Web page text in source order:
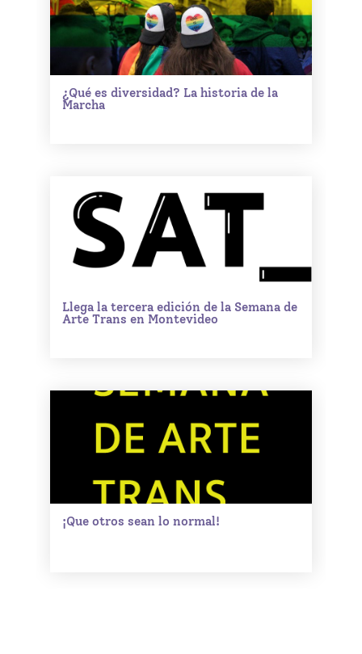
¿Qué es diversidad? La historia de la
Marcha
Llega la tercera edición de la Semana de
Arte Trans en Montevideo
¡Que otros sean lo normal!